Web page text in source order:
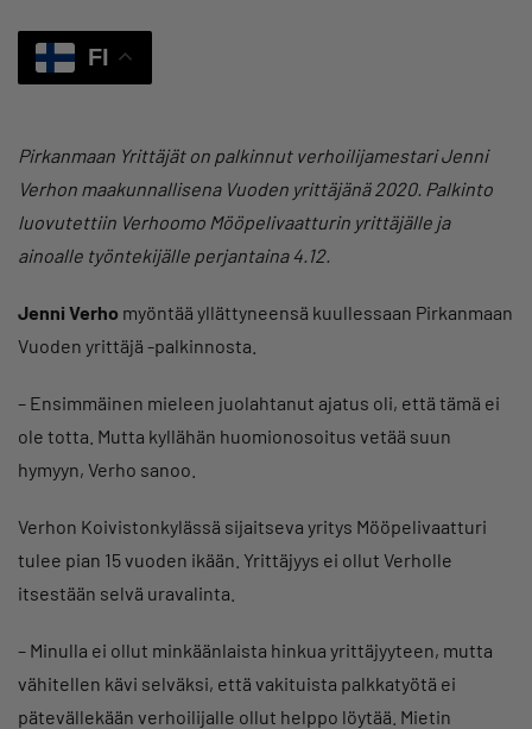
FI
Pirkanmaan Yrittäjät on palkinnut verhoilijamestari Jenni
Verhon maakunnallisena Vuoden yrittäjänä 2020. Palkinto
luovutettiin Verhoomo Mööpelivaatturin yrittäjälle ja
ainoalle työntekijälle perjantaina 4.12.
Jenni Verho myöntää yllättyneensä kuullessaan Pirkanmaan
Vuoden yrittäjä -palkinnosta.
– Ensimmäinen mieleen juolahtanut ajatus oli, että tämä ei
ole totta. Mutta kyllähän huomionosoitus vetää suun
hymyyn, Verho sanoo.
Verhon Koivistonkylässä sijaitseva yritys Mööpelivaatturi
tulee pian 15 vuoden ikään. Yrittäjyys ei ollut Verholle
itsestään selvä uravalinta.
– Minulla ei ollut minkäänlaista hinkua yrittäjyyteen, mutta
vähitellen kävi selväksi, että vakituista palkkatyötä ei
pätevällekään verhoilijalle ollut helppo löytää. Mietin